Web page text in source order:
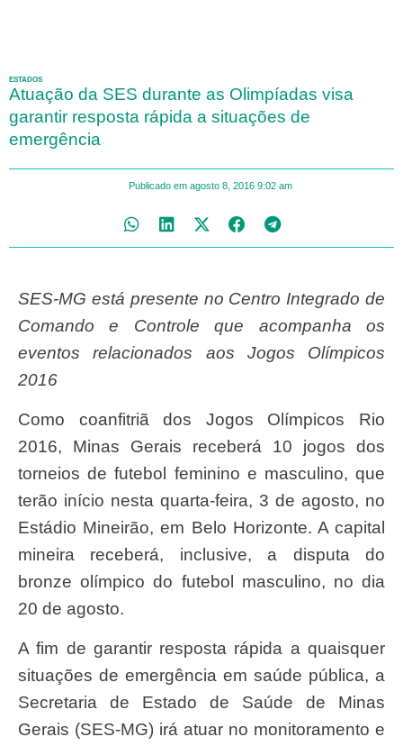
ESTADOS
Atuação da SES durante as Olimpíadas visa
garantir resposta rápida a situações de
emergência
Publicado em agosto 8, 2016 9:02 am
SES-MG está presente no Centro Integrado de
Comando e Controle que acompanha os
eventos relacionados aos Jogos Olímpicos
2016
Como coanfitriã dos Jogos Olímpicos Rio
2016, Minas Gerais receberá 10 jogos dos
torneios de futebol feminino e masculino, que
terão início nesta quarta-feira, 3 de agosto, no
Estádio Mineirão, em Belo Horizonte. A capital
mineira receberá, inclusive, a disputa do
bronze olímpico do futebol masculino, no dia
20 de agosto.
A fim de garantir resposta rápida a quaisquer
situações de emergência em saúde pública, a
Secretaria de Estado de Saúde de Minas
Gerais (SES-MG) irá atuar no monitoramento e